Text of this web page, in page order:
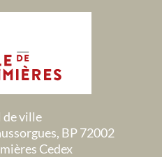
ville
BP 72002
Cedex